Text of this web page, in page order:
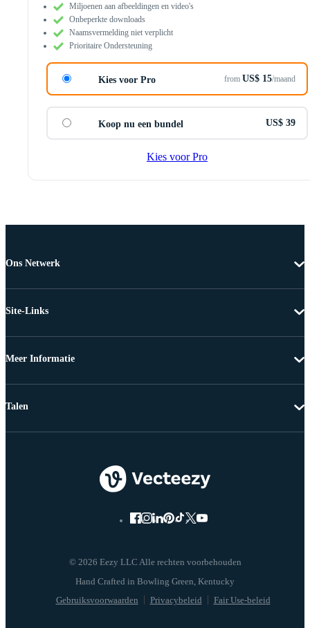
Miljoenen aan afbeeldingen en video's
Onbeperkte downloads
Naamsvermelding niet verplicht
Prioritaire Ondersteuning
Kies voor Pro from US$ 15/maand
Koop nu een bundel US$ 39
Kies voor Pro
Ons Netwerk
Site-Links
Meer Informatie
© 2026 Eezy LLC Alle rechten voorbehouden
Gebruiksvoorwaarden Privacybeleid Fair Use-beleid
Talen